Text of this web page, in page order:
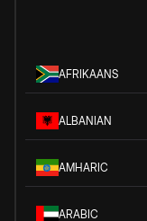
AFRIKAANS
ALBANIAN
AMHARIC
ARABIC